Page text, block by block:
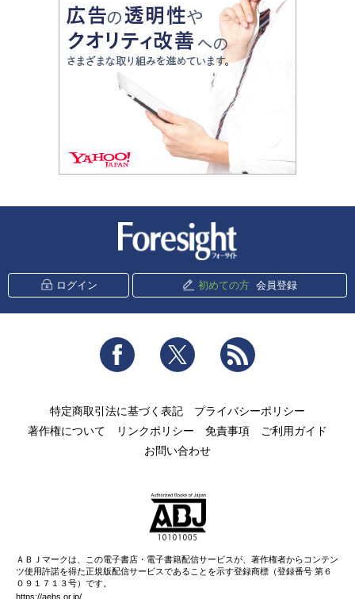
ログイン 初めての方 会員登録
Facebook Twitter
特定商取引法に基づく表記
プライバシーポリシー
著作権について
リンクポリシー 免責事項
ご利用ガイド
お問い合わせ
ＡＢＪマークは、この電子書店・電子書籍配信サービスが、著作権者からコンテン
ツ使用許諾を得た正規版配信サービスであることを示す登録商標（登録番号 第６
０９１７１３号）です。
https://aebs.or.jp/